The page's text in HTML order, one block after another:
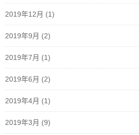
2019年12月 (1)
2019年9月 (2)
2019年7月 (1)
2019年6月 (2)
2019年4月 (1)
2019年3月 (9)